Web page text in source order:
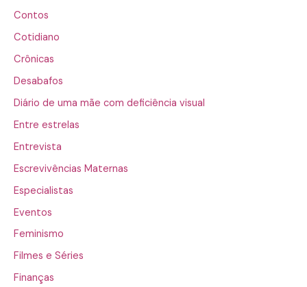
Contos
Cotidiano
Crônicas
Desabafos
Diário de uma mãe com deficiência visual
Entre estrelas
Entrevista
Escrevivências Maternas
Especialistas
Eventos
Feminismo
Filmes e Séries
Finanças